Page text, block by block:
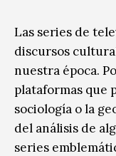
Las series de
discursos
nuestra época.
plataformas que
sociología o la
del análisis de
series